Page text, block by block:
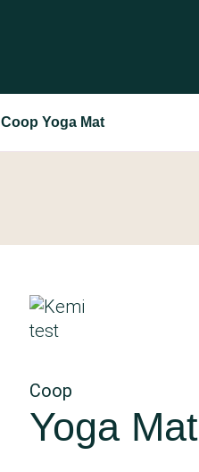
Coop Yoga Mat
Coop
Yoga Mat